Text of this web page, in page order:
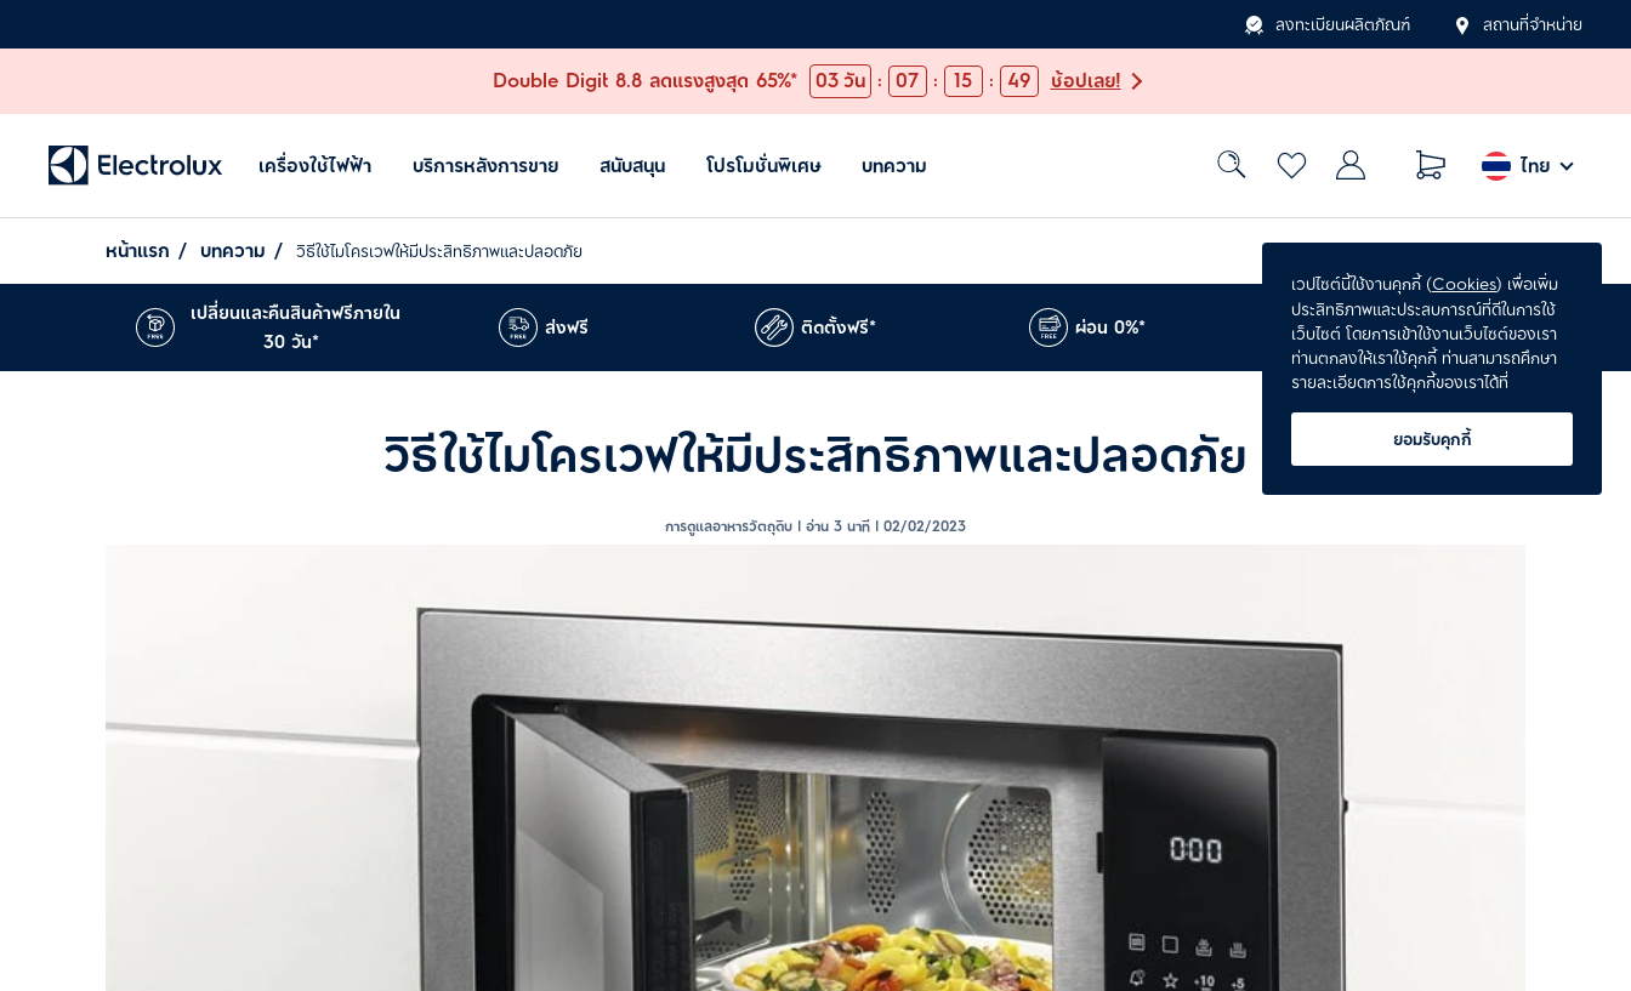
ลงทะเบียนผลิตภัณฑ์ สถานที่จำหน่าย
Double Digit 8.8 ลดแรงสูงสุด 65%* 03วัน : 07 : 15 : 48 ช้อปเลย!
เครื่องใช้ไฟฟ้า บริการหลังการขาย สนับสนุน โปรโมชั่นพิเศษ บทความ ไทย
หน้าแรก บทความ วิธีใช้ไมโครเวฟให้มีประสิทธิภาพและปลอดภัย
เปลี่ยนและคืนสินค้าฟรีภายใน
30 วัน*
ส่งฟรี ติดตั้งฟรี* ผ่อน 0%* รับประกันเพิ่ม 1 ปี*
วิธีใช้ไมโครเวฟให้มีประสิทธิภาพและปลอดภัย
การดูแลอาหารวัตถุดิบ | อ่าน 3 นาที | 02/02/2023
เวปไซต์นี้ใช้งานคุกกี้ (Cookies) เพื่อเพิ่ม
ประสิทธิภาพและประสบการณ์ที่ดีในการใช้
เว็บไซต์ โดยการเข้าใช้งานเว็บไซต์ของเรา
ท่านตกลงให้เราใช้คุกกี้ ท่านสามารถศึกษา
รายละเอียดการใช้คุกกี้ของเราได้ที่
ยอมรับคุกกี้